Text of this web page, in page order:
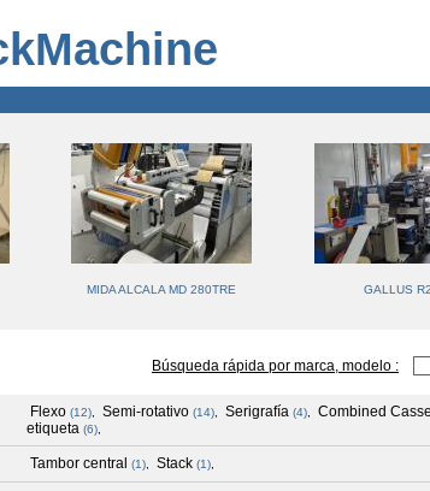
MIDA ALCALA MD 280TRE GALLUS
Búsqueda rápida por marca, modelo :
Flexo (12), Semi-rotativo (14), Serigrafía (4), Combined
etiqueta (6),
Tambor central (1), Stack (1),